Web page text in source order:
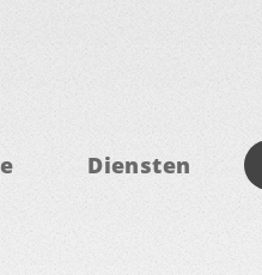
Diensten